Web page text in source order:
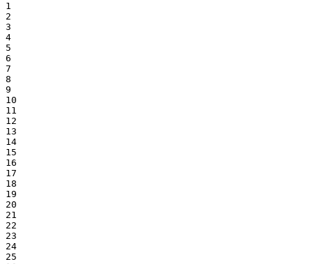
1
2
3
4
5
6
7
8
9
10
11
12
13
14
15
16
17
18
19
20
21
22
23
24
25